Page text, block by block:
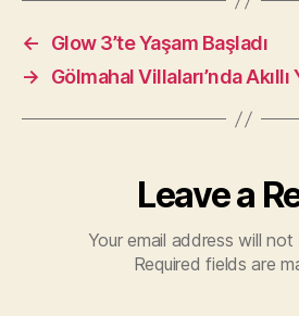
←
Glow 3’te Yaşam Başladı
→
Gölmahal Villaları’nda Akıllı
Leave a
Your email address will not
Required fields are